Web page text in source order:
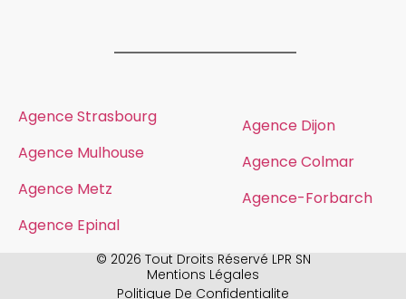
Agence Strasbourg
Agence Mulhouse
Agence Metz
Agence Epinal
Agence Dijon
Agence Colmar
Agence-Forbarch
© 2026 Tout Droits Réservé LPR SN
Mentions Légales
Politique De Confidentialite